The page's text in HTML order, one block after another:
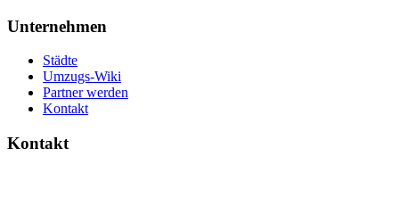
Unternehmen
Städte
Umzugs-Wiki
Partner werden
Kontakt
Kontakt